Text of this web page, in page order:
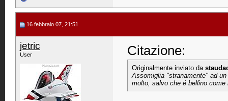
16 febbraio 07, 21:51
jetric
User Citazione:
Originalmente inviato da
Assomiglia "stranamente" ad
molto, salvo che é bellino come